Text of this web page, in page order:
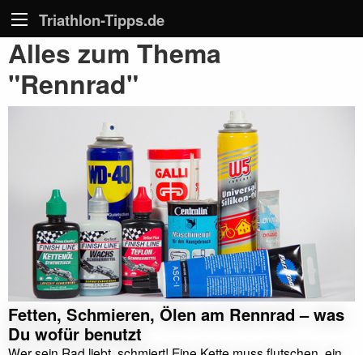
Triathlon-Tipps.de
Alles zum Thema
"Rennrad"
Fetten, Schmieren, Ölen am Rennrad – was
Du wofür benutzt